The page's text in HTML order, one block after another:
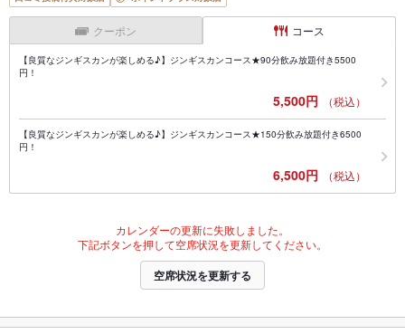
クーポン コース
【良質なジンギスカンが楽しめる♪】ジンギスカンコース★90分飲み放題付き5500
円！
5,500円 （税込）
【良質なジンギスカンが楽しめる♪】ジンギスカンコース★150分飲み放題付き6500
円！
6,500円 （税込）
カレンダーの更新に失敗しました。
下記ボタンを押して空席状況を更新してください。
空席状況を更新する